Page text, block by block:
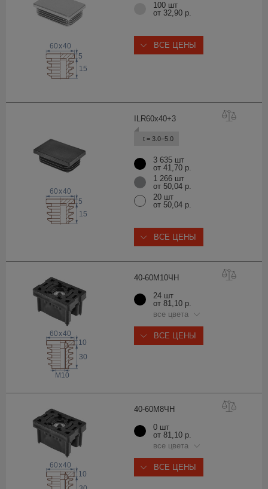
5
15
40
x
60
100 шт
от 32,90 р.
ВСЕ ЦЕНЫ
ILR60x40+3
t = 3.0−5.0
5
15
40
x
60
3 635 шт
от 41,70 р.
1 266 шт
от 50,04 р.
20 шт
от 50,04 р.
ВСЕ ЦЕНЫ
40-60М10ЧН
10
30
60 40
x
M10
24 шт
от 81,10 р.
все цвета
ВСЕ ЦЕНЫ
40-60М8ЧН
10
60 40
x
0 шт
от 81,10 р.
все цвета
ВСЕ ЦЕНЫ